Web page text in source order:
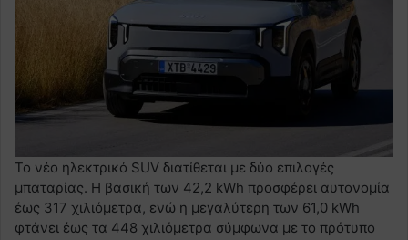
Το νέο ηλεκτρικό SUV διατίθεται με δύο επιλογές
μπαταρίας. Η βασική των 42,2 kWh προσφέρει αυτονομία
έως 317 χιλιόμετρα, ενώ η μεγαλύτερη των 61,0 kWh
φτάνει έως τα 448 χιλιόμετρα σύμφωνα με το πρότυπο